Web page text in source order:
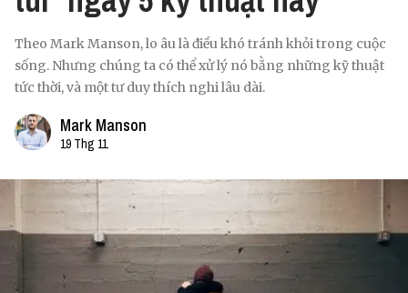
Theo Mark Manson, lo âu là điều khó tránh khỏi trong cuộc
sống. Nhưng chúng ta có thể xử lý nó bằng những kỹ thuật
tức thời, và một tư duy thích nghi lâu dài.
Mark Manson
19 Thg 11